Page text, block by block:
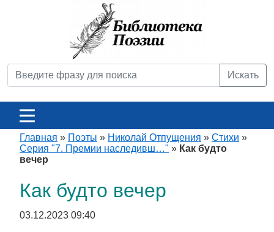
Искать
Главная » Поэты » Николай Отпущения » Стихи »
Серия "7. Премии наследивш…" » Как будто
вечер
Как будто вечер
03.12.2023 09:40